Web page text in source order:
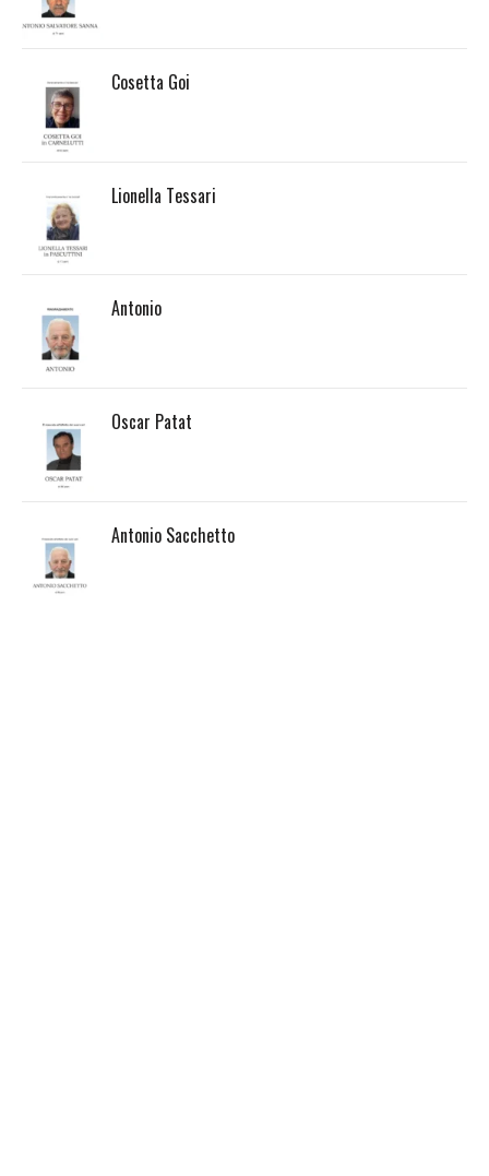
Cosetta Goi
Lionella Tessari
Antonio
Oscar Patat
Antonio Sacchetto